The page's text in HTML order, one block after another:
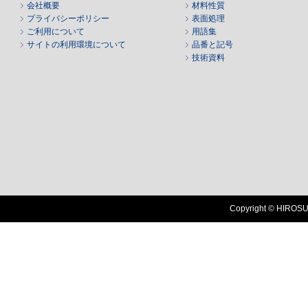
会社概要
プライバシーポリシー
ご利用について
サイトの利用環境について
材料性質
表面処理
用語集
品番と記号
技術資料
Copyright ©